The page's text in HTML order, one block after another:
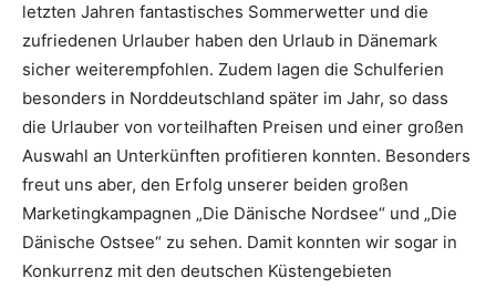
letzten Jahren fantastisches Sommerwetter und die
zufriedenen Urlauber haben den Urlaub in Dänemark
sicher weiterempfohlen. Zudem lagen die Schulferien
besonders in Norddeutschland später im Jahr, so dass
die Urlauber von vorteilhaften Preisen und einer großen
Auswahl an Unterkünften profitieren konnten. Besonders
freut uns aber, den Erfolg unserer beiden großen
Marketingkampagnen „Die Dänische Nordsee“ und „Die
Dänische Ostsee“ zu sehen. Damit konnten wir sogar in
Konkurrenz mit den deutschen Küstengebieten